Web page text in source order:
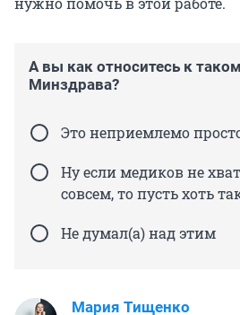
А вы как относитесь к
Минздрава?
Это неприемлемо
Ну если медиков не
совсем, то пусть хоть
Не думал(а) над этим
Мария Тищенко